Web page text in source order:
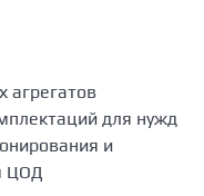
агрегатов
для нужд
и
ЦОД